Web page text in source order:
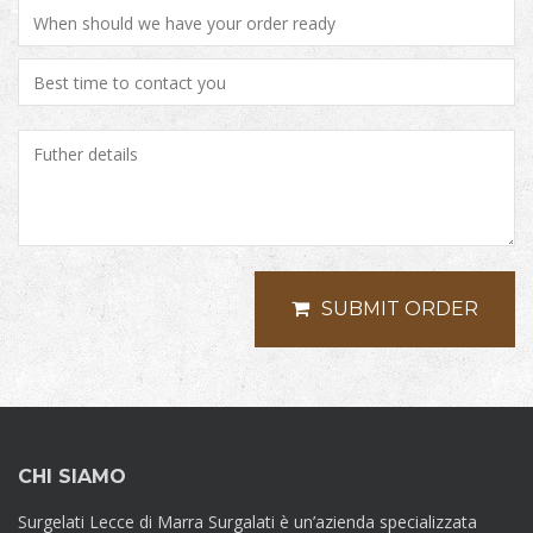
SUBMIT ORDER
CHI SIAMO
Surgelati Lecce di Marra Surgalati è un’azienda specializzata